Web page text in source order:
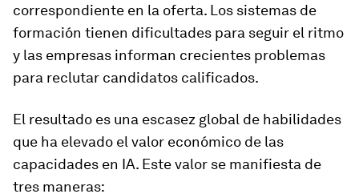
correspondiente en la oferta. Los sistemas de
formación tienen dificultades para seguir el ritmo
y las empresas informan crecientes problemas
para reclutar candidatos calificados.
El resultado es una escasez global de habilidades
que ha elevado el valor económico de las
capacidades en IA. Este valor se manifiesta de
tres maneras: